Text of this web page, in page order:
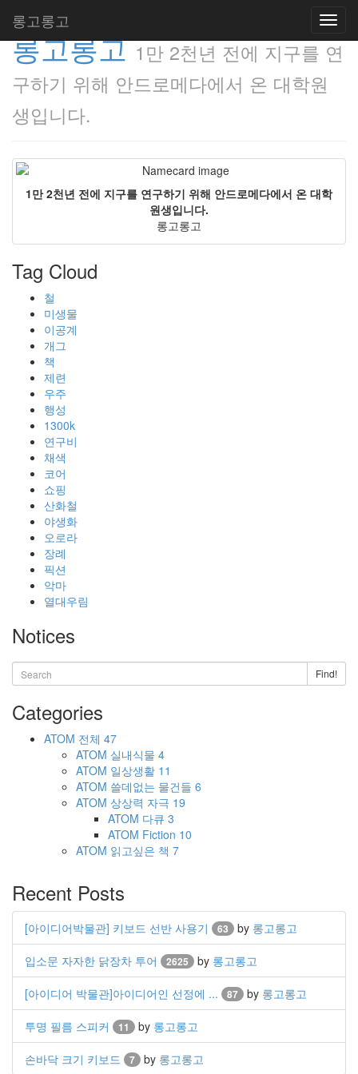
롱고롱고
롱고롱고 1만 2천년 전에 지구를 연
구하기 위해 안드로메다에서 온 대학원
생입니다.
1만 2천년 전에 지구를 연구하기 위해 안드로메다에서 온 대학
원생입니다.
롱고롱고
Tag Cloud
철
미생물
이공계
개그
책
제련
우주
행성
1300k
연구비
채색
코어
쇼핑
산화철
야생화
오로라
장례
픽션
악마
열대우림
Notices
Find!
Categories
ATOM 전체 47
ATOM 실내식물 4
ATOM 일상생활 11
ATOM 쓸데없는 물건들 6
ATOM 상상력 자극 19
ATOM 다큐 3
ATOM Fiction 10
ATOM 읽고싶은 책 7
Recent Posts
[아이디어박물관] 키보드 선반 사용기 63 by 롱고롱고
입소문 자자한 닭장차 투어 2625 by 롱고롱고
[아이디어 박물관]아이디어인 선정에 ... 87 by 롱고롱고
투명 필름 스피커 11 by 롱고롱고
손바닥 크기 키보드 7 by 롱고롱고